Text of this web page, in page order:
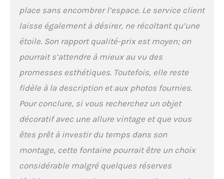
place sans encombrer l’espace. Le service client
laisse également à désirer, ne récoltant qu’une
étoile. Son rapport qualité-prix est moyen; on
pourrait s’attendre à mieux au vu des
promesses esthétiques. Toutefois, elle reste
fidèle à la description et aux photos fournies.
Pour conclure, si vous recherchez un objet
décoratif avec une allure vintage et que vous
êtes prêt à investir du temps dans son
montage, cette fontaine pourrait être un choix
considérable malgré quelques réserves